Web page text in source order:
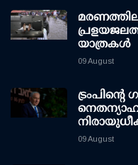
യാത്രകള്‍
09 August
09 August